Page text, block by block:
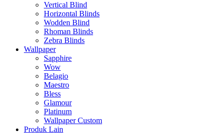
Vertical Blind
Horizontal Blinds
Wodden Blind
Rhoman Blinds
Zebra Blinds
Wallpaper
Sapphire
Wow
Belagio
Maestro
Bless
Glamour
Platinum
Wallpaper Custom
Produk Lain